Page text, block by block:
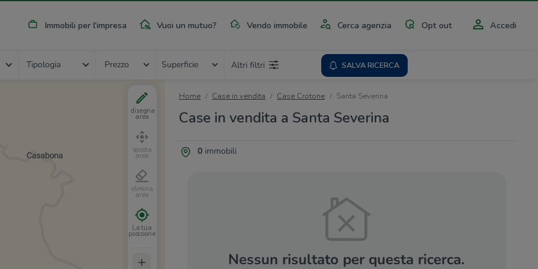
Immobili per l'impresa Vuoi un mutuo? Vendo immobile Cerca agenzia Opt out Accedi
Tipologia Prezzo Superficie Altri filtri SALVA RICERCA
Home Case in vendita Case Crotone Santa Severina
Case in vendita a Santa Severina
0immobili
Nessun risultato per questa ricerca.
disegna
area
sposta
area
elimina
area
La tua
posizione
+